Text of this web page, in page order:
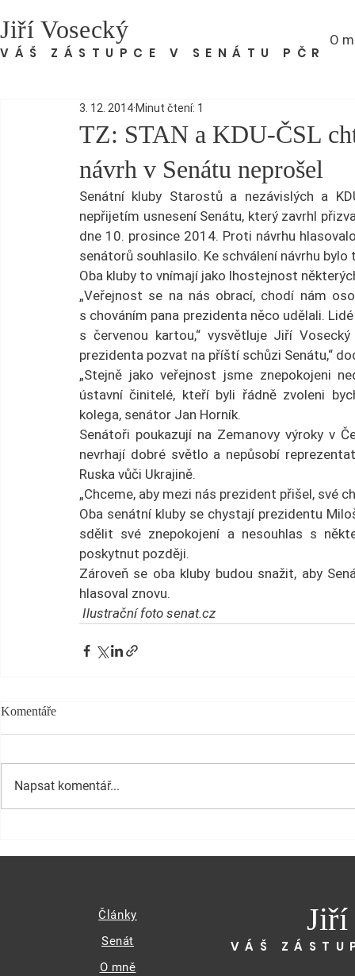
Jiří Vosecký
VÁŠ ZÁSTUPCE V SENÁTU PČR
O
TZ: STAN a KDU-ČSL
návrh v Senátu neprošel
3. 12. 2014 Minut čtení: 1
Senátní kluby Starostů a nezávislých a
nepřijetím usnesení Senátu, který zavrhl
dne 10. prosince 2014. Proti návrhu
senátorů souhlasilo. Ke schválení návrhu bylo
Oba kluby to vnímají jako lhostejnost
„Veřejnost se na nás obrací, chodí nám
s chováním pana prezidenta něco udělali.
s červenou kartou,“ vysvětluje Jiří
prezidenta pozvat na příští schůzi Senátu,“
„Stejně jako veřejnost jsme znepokojeni
ústavní činitelé, kteří byli řádně zvoleni
kolega, senátor Jan Horník.
Senátoři poukazují na Zemanovy výroky v
nevrhají dobré světlo a nepůsobí
Ruska vůči Ukrajině.
„Chceme, aby mezi nás prezident přišel, své
Oba senátní kluby se chystají prezidentu
sdělit své znepokojení a nesouhlas s
poskytnut později.
Zároveň se oba kluby budou snažit, aby
hlasoval znovu.
Ilustrační foto senat.cz
Komentáře
Napsat komentář...
Články
Senát
O mně
Jiří
VÁŠ